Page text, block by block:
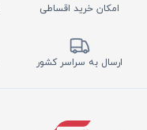
امکان خرید اقساطی
ارسال به سراسر کشور